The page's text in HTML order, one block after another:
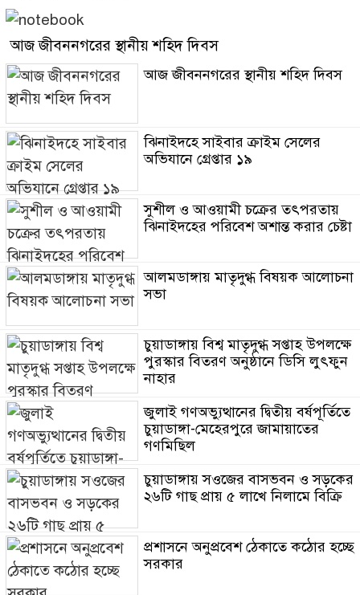
আজ জীবননগরের স্থানীয় শহিদ দিবস
আজ জীবননগরের স্থানীয় শহিদ দিবস
ঝিনাইদহে সাইবার ক্রাইম সেলের
অভিযানে গ্রেপ্তার ১৯
সুশীল ও আওয়ামী চক্রের তৎপরতায়
ঝিনাইদহের পরিবেশ অশান্ত করার চেষ্টা
আলমডাঙ্গায় মাতৃদুগ্ধ বিষয়ক আলোচনা
সভা
চুয়াডাঙ্গায় বিশ্ব মাতৃদুগ্ধ সপ্তাহ উপলক্ষে
পুরস্কার বিতরণ অনুষ্ঠানে ডিসি লুৎফুন
নাহার
জুলাই গণঅভ্যুত্থানের দ্বিতীয় বর্ষপূর্তিতে
চুয়াডাঙ্গা-মেহেরপুরে জামায়াতের
গণমিছিল
চুয়াডাঙ্গায় সওজের বাসভবন ও সড়কের
২৬টি গাছ প্রায় ৫ লাখে নিলামে বিক্রি
প্রশাসনে অনুপ্রবেশ ঠেকাতে কঠোর হচ্ছে
সরকার